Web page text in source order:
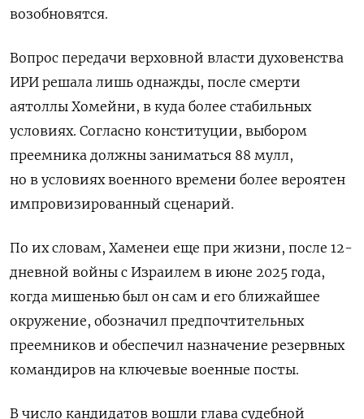
возобновятся.
Вопрос передачи верховной власти духовенства
‌ИРИ решала лишь однажды, после смерти
аятоллы Хомейни, в куда более стабильных
условиях. Согласно конституции, выбором
преемника должны заниматься 88 мулл,
но в условиях военного времени более вероятен
импровизированный сценарий.
По их ​словам, Хаменеи еще при жизни, после 12-
дневной войны с Израилем в июне 2025 года,
когда мишенью был он сам и его ближайшее
окружение, обозначил предпочтительных
преемников и обеспечил назначение резервных
командиров на ключевые военные посты.
В число кандидатов вошли глава судебной